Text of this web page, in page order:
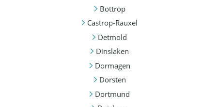
Bottrop
Castrop-Rauxel
Detmold
Dinslaken
Dormagen
Dorsten
Dortmund